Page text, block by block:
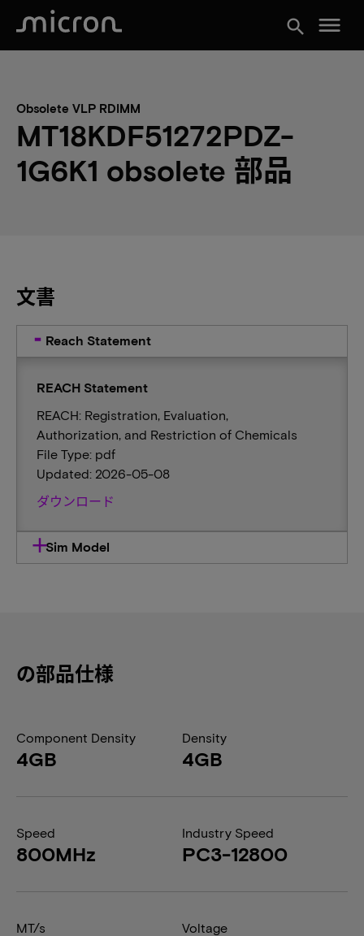
search menu
Obsolete VLP RDIMM
MT18KDF51272PDZ-
1G6K1 obsolete 部品
文書
Reach Statement
REACH Statement
REACH: Registration, Evaluation,
Authorization, and Restriction of Chemicals
File Type: pdf
Updated: 2026-05-08
ダウンロード
Sim Model
の部品仕様
Component Density
4GB
Density
4GB
Speed
800MHz
Industry Speed
PC3-12800
MT/s Voltage